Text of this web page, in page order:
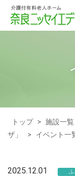
トップ > 施設一覧
ザ」
> イベント一
2025.12.01